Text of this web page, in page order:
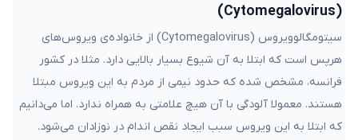
(Cytomegalovirus)
سیتومگالوویروس (Cytomegalovirus) از خانواده‌ی ویروس‌های
هرپس است که ابتلا به آن شیوع بسیار بالایی دارد. مثلا در کشور
فرانسه، مشخص شده که حدود نیمی از مردم به این ویروس مبتلا
هستند. معمولا آلودگی با آن هیچ علامتی به همراه ندارد. اما می‌دانیم
که ابتلا به این ویروس سبب ایجاد نقص اندام در نوزادان می‌شود.